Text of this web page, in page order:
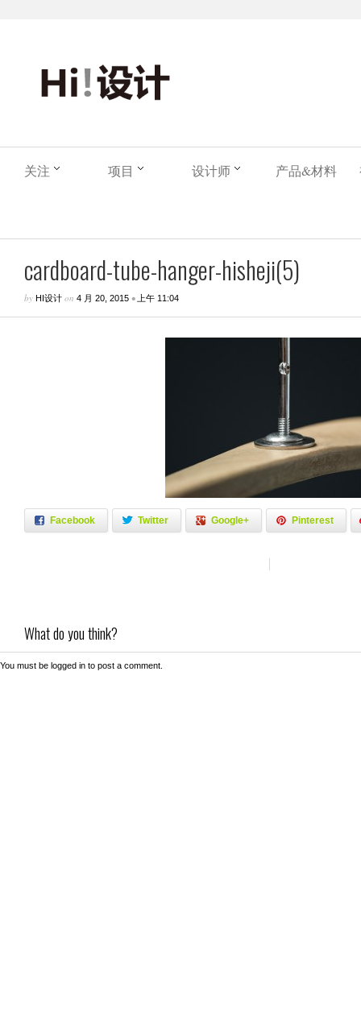
关注 项目 设计师 产品&材料
cardboard-tube-hanger-hisheji(5)
by HI设计 on 4 月 20, 2015 • 上午 11:04
Facebook Twitter Google+ Pinterest
What do you think?
You must be logged in to post a comment.